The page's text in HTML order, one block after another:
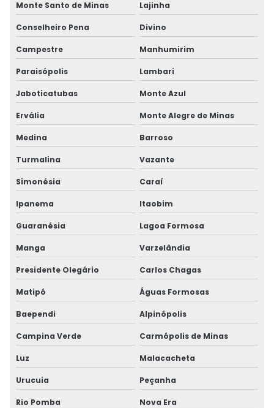
Monte Santo de Minas Lajinha
Conselheiro Pena Divino
Campestre Manhumirim
Paraisópolis Lambari
Jaboticatubas Monte Azul
Ervália Monte Alegre de Minas
Medina Barroso
Turmalina Vazante
Simonésia Caraí
Ipanema Itaobim
Guaranésia Lagoa Formosa
Manga Varzelândia
Presidente Olegário Carlos Chagas
Matipó Águas Formosas
Baependi Alpinópolis
Campina Verde Carmópolis de Minas
Luz Malacacheta
Urucuia Peçanha
Rio Pomba Nova Era